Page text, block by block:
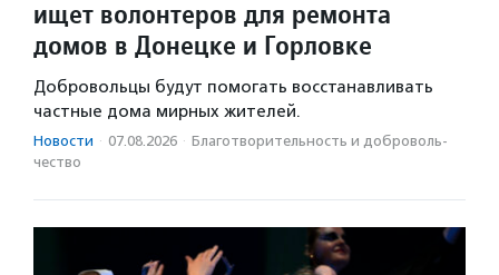
ищет волонтеров для ремонта
домов в Донецке и Горловке
Добровольцы будут помогать восстанавливать
частные дома мирных жителей.
Новости · 07.08.2026 · Благотвори­тель­ность и доброволь­
чест­во